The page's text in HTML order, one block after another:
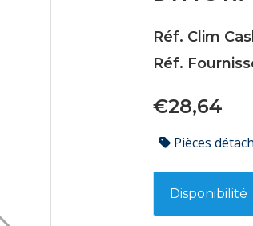
Réf. Clim
Réf.
€28,64
Pièces
Disponibilité